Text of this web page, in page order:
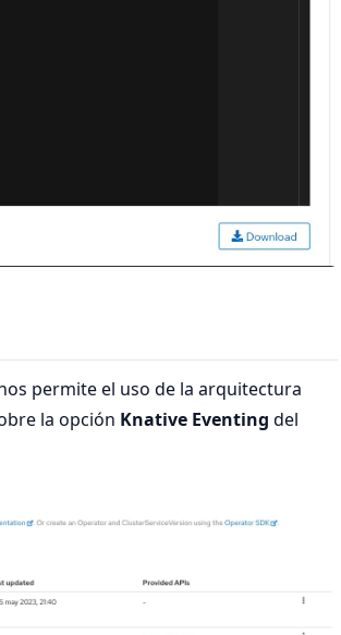
permite el uso de la arquitectura
la opción Knative Eventing del